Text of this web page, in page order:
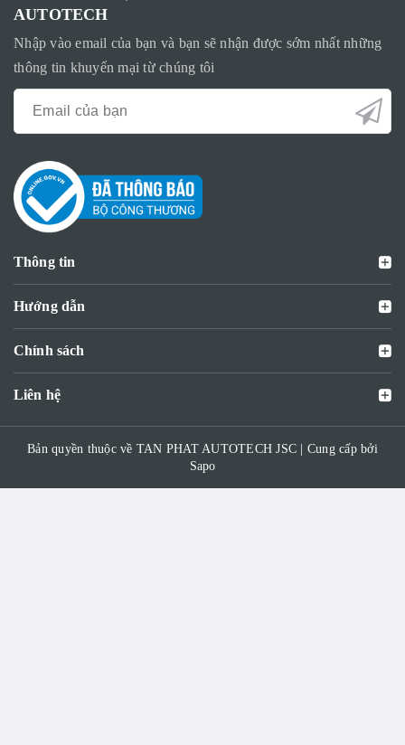
AUTOTECH
Nhập vào email của bạn và bạn sẽ nhận được sớm nhất những
thông tin khuyến mại từ chúng tôi
Thông tin
Hướng dẫn
Chính sách
Liên hệ
Bản quyền thuộc về TAN PHAT AUTOTECH JSC | Cung cấp bởi
Sapo